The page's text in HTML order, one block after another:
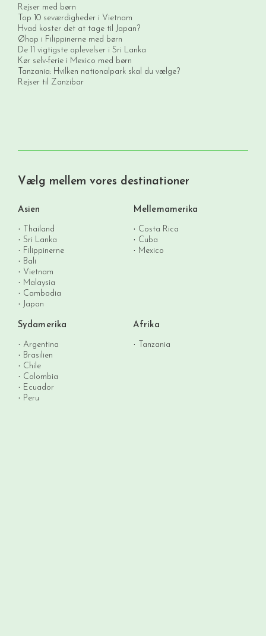
Rejser med børn
Top 10 seværdigheder i Vietnam
Hvad koster det at tage til Japan?
Øhop i Filippinerne med børn
De 11 vigtigste oplevelser i Sri Lanka
Kør selv-ferie i Mexico med børn
Tanzania: Hvilken nationalpark skal du vælge?
Rejser til Zanzibar
Vælg mellem vores destinationer
Asien
Thailand
Sri Lanka
Filippinerne
Bali
Vietnam
Malaysia
Cambodia
Japan
Mellemamerika
Costa Rica
Cuba
Mexico
Sydamerika
Argentina
Brasilien
Chile
Colombia
Ecuador
Peru
Afrika
Tanzania